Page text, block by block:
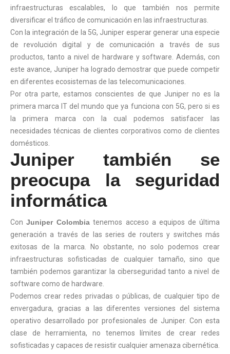
infraestructuras escalables, lo que también nos permite
diversificar el tráfico de comunicación en las infraestructuras.
Con la integración de la 5G, Juniper esperar generar una especie
de revolución digital y de comunicación a través de sus
productos, tanto a nivel de hardware y software. Además, con
este avance, Juniper ha logrado demostrar que puede competir
en diferentes ecosistemas de las telecomunicaciones.
Por otra parte, estamos conscientes de que Juniper no es la
primera marca IT del mundo que ya funciona con 5G, pero si es
la primera marca con la cual podemos satisfacer las
necesidades técnicas de clientes corporativos como de clientes
domésticos.
Juniper también se
preocupa la seguridad
informática
ConJuniper Colombia tenemos acceso a equipos de última
generación a través de las series de routers y switches más
exitosas de la marca. No obstante, no solo podemos crear
infraestructuras sofisticadas de cualquier tamaño, sino que
también podemos garantizar la ciberseguridad tanto a nivel de
software como de hardware.
Podemos crear redes privadas o públicas, de cualquier tipo de
envergadura, gracias a las diferentes versiones del sistema
operativo desarrollado por profesionales de Juniper. Con esta
clase de herramienta, no tenemos límites de crear redes
sofisticadas y capaces de resistir cualquier amenaza cibernética.